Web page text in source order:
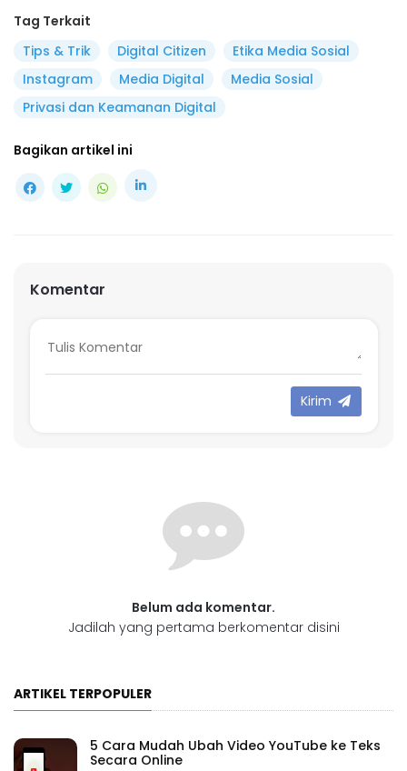
Tag Terkait
Tips & Trik
Digital Citizen
Etika Media Sosial
Instagram
Media Digital
Media Sosial
Privasi dan Keamanan Digital
Bagikan artikel ini
Komentar
Kirim
Belum ada komentar.
Jadilah yang pertama berkomentar disini
ARTIKEL TERPOPULER
5 Cara Mudah Ubah Video YouTube ke Teks
Secara Online